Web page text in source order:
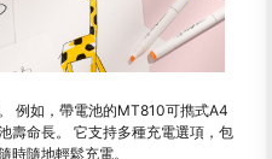
例如，帶電池的MT810可擕式A4
壽命長。 它支持多種充電選項，包
時隨地輕鬆充電。